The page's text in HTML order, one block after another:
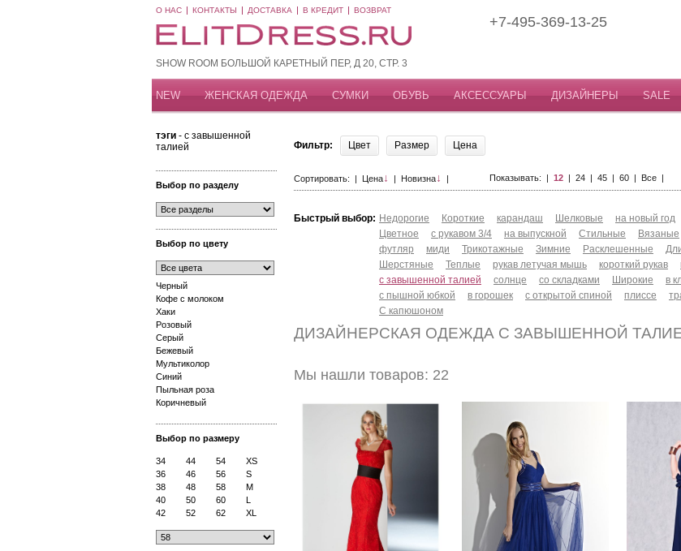
О НАС КОНТАКТЫ ДОСТАВКА В КРЕДИТ ВОЗВРАТ
SHOW ROOM БОЛЬШОЙ КАРЕТНЫЙ ПЕР, Д 20, СТР. 3
+7-495-369-13-25
NEW ЖЕНСКАЯ ОДЕЖДА СУМКИ ОБУВЬ АКСЕССУАРЫ ДИЗАЙНЕРЫ SALE
тэги - с завышенной
талией
Выбор по разделу
Выбор по цвету
Черный
Кофе с молоком
Хаки
Розовый
Серый
Бежевый
Мультиколор
Синий
Пыльная роза
Коричневый
Выбор по размеру
34 44 54
XS
36
46 56
S
38
48 58
M
40
50 60
L
42
52 62 XL
Фильтр: Цвет Размер Цена
Сортировать: | Цена↓ | Новизна↓ | Показывать: | 12 | 24 | 45 | 60 | Все |
Быстрый выбор: Недорогие Короткие карандаш Шелковые на новый год
Цветное
с рукавом 3/4 на выпускной Стильные Вязаные
футляр
миди Трикотажные Зимние Расклешенные
Шерстяные
Теплые рукав летучая мышь короткий рукав
с завышенной талией
солнце со складками Широкие в
с пышной юбкой
в горошек с открытой спиной плиссе
С капюшоном
ДИЗАЙНЕРСКАЯ ОДЕЖДА С ЗАВЫШЕННОЙ
Мы нашли товаров: 22